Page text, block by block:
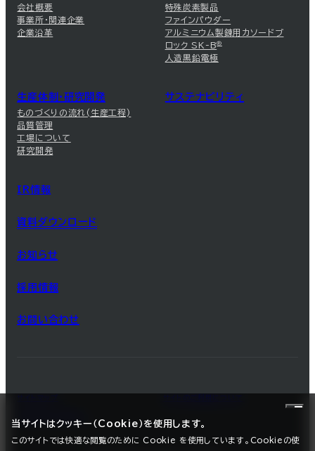
会社概要
事業所・関連企業
企業沿革
特殊炭素製品
ファインパウダー
アルミニウム製錬用カソードブ
ロック SK-B®
人造黒鉛電極
生産体制・研究開発
ものづくりの流れ(生産工程)
品質管理
工場について
研究開発
サステナビリティ
IR情報
資料ダウンロード
お知らせ
採用情報
お問い合わせ
当サイトはクッキー（Cookie）を使用します。
このサイトでは快適な閲覧のために Cookie を使用しています。Cookieの使